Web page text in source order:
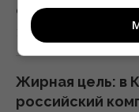
объектами в
11:16 пятница, 07
Жирная цель: в
российский